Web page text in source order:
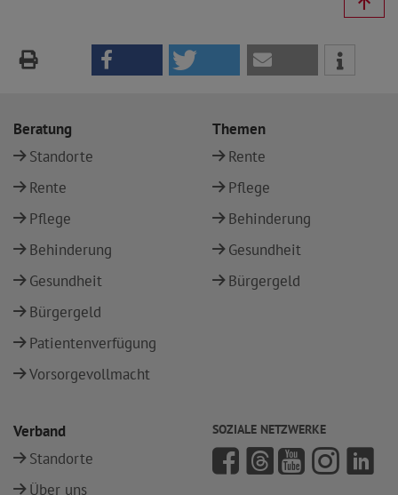
Beratung
Standorte
Rente
Pflege
Behinderung
Gesundheit
Bürgergeld
Patientenverfügung
Vorsorgevollmacht
Themen
Rente
Pflege
Behinderung
Gesundheit
Bürgergeld
Verband
Standorte
Über uns
SOZIALE NETZWERKE